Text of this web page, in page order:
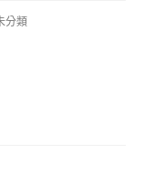
分類